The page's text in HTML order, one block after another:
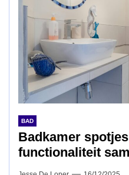
BAD
Badkamer
functionaliteit